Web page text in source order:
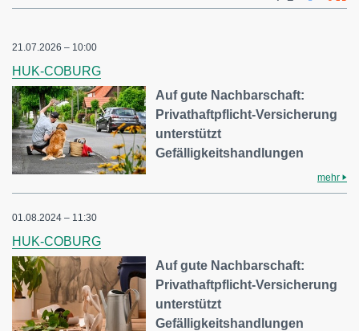
21.07.2026 – 10:00
HUK-COBURG
Auf gute Nachbarschaft:
Privathaftpflicht-Versicherung
unterstützt
Gefälligkeitshandlungen
mehr
01.08.2024 – 11:30
HUK-COBURG
Auf gute Nachbarschaft:
Privathaftpflicht-Versicherung
unterstützt
Gefälligkeitshandlungen